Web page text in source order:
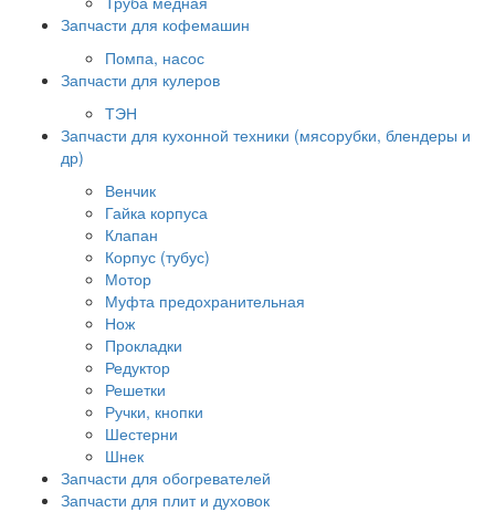
Запчасти для кофемашин
Помпа, насос
Запчасти для кулеров
ТЭН
Запчасти для кухонной техники (мясорубки, блендеры и
др)
Венчик
Гайка корпуса
Клапан
Корпус (тубус)
Мотор
Муфта предохранительная
Нож
Прокладки
Редуктор
Решетки
Ручки, кнопки
Шестерни
Шнек
Запчасти для обогревателей
Запчасти для плит и духовок